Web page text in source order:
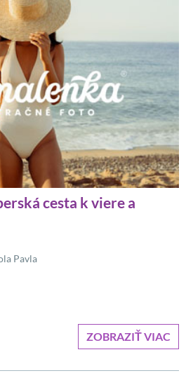
cesta k viere a
Pavla
ZOBRAZIŤ VIAC